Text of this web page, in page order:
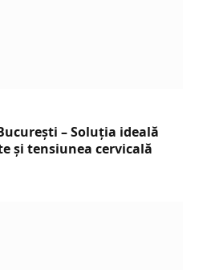
– Soluția ideală
și tensiunea cervicală